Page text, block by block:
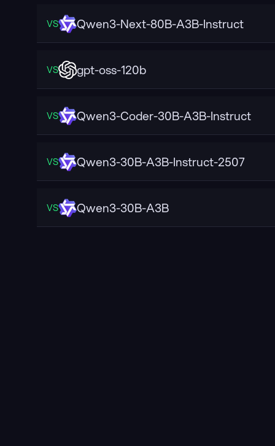
VS Qwen3-Next-80B-A3B-Instruct
VS gpt-oss-120b
VS Qwen3-Coder-30B-A3B-Instruct
VS Qwen3-30B-A3B-Instruct-2507
VS Qwen3-30B-A3B